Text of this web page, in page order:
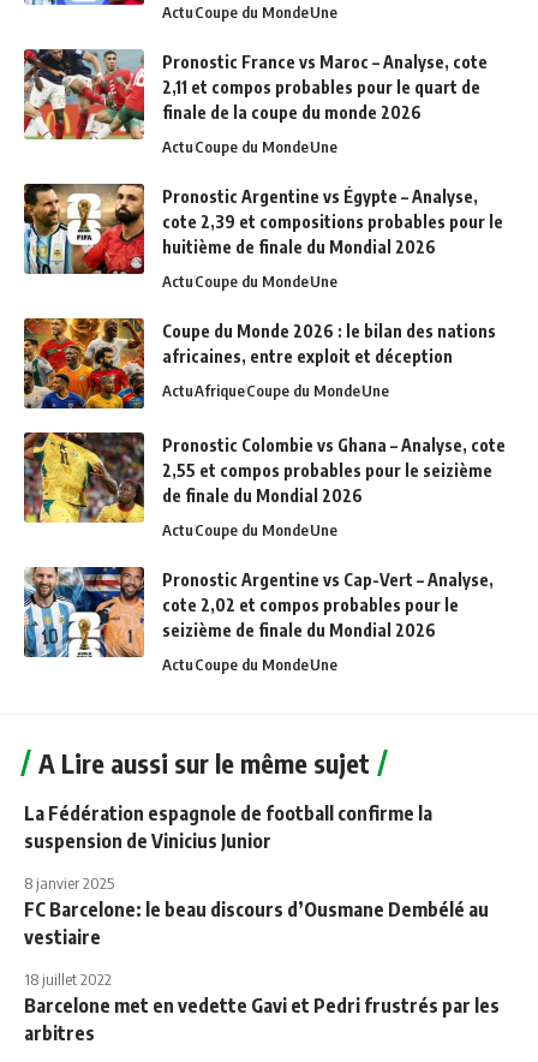
ActuCoupe du MondeUne
Pronostic France vs Maroc – Analyse, cote
2,11 et compos probables pour le quart de
finale de la coupe du monde 2026
ActuCoupe du MondeUne
Pronostic Argentine vs Égypte – Analyse,
cote 2,39 et compositions probables pour le
huitième de finale du Mondial 2026
ActuCoupe du MondeUne
Coupe du Monde 2026 : le bilan des nations
africaines, entre exploit et déception
ActuAfriqueCoupe du MondeUne
Pronostic Colombie vs Ghana – Analyse, cote
2,55 et compos probables pour le seizième
de finale du Mondial 2026
ActuCoupe du MondeUne
Pronostic Argentine vs Cap-Vert – Analyse,
cote 2,02 et compos probables pour le
seizième de finale du Mondial 2026
ActuCoupe du MondeUne
A Lire aussi sur le même sujet
La Fédération espagnole de football confirme la
suspension de Vinicius Junior
8 janvier 2025
FC Barcelone: le beau discours d’Ousmane Dembélé au
vestiaire
18 juillet 2022
Barcelone met en vedette Gavi et Pedri frustrés par les
arbitres